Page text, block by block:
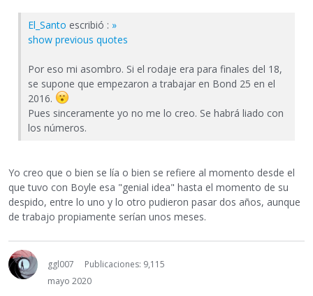
El_Santo escribió : »
show previous quotes
Por eso mi asombro. Si el rodaje era para finales del 18,
se supone que empezaron a trabajar en Bond 25 en el
2016.
Pues sinceramente yo no me lo creo. Se habrá liado con
los números.
Yo creo que o bien se lía o bien se refiere al momento desde el
que tuvo con Boyle esa "genial idea" hasta el momento de su
despido, entre lo uno y lo otro pudieron pasar dos años, aunque
de trabajo propiamente serían unos meses.
ggl007
Publicaciones: 9,115
mayo 2020